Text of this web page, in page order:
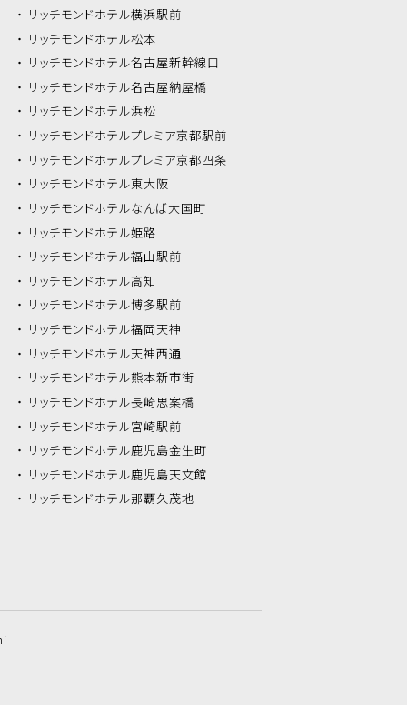
リッチモンドホテル横浜駅前
リッチモンドホテル松本
リッチモンドホテル名古屋新幹線口
リッチモンドホテル名古屋納屋橋
リッチモンドホテル浜松
リッチモンドホテルプレミア京都駅前
リッチモンドホテルプレミア京都四条
リッチモンドホテル東大阪
リッチモンドホテルなんば大国町
リッチモンドホテル姫路
リッチモンドホテル福山駅前
リッチモンドホテル高知
リッチモンドホテル博多駅前
リッチモンドホテル福岡天神
リッチモンドホテル天神西通
リッチモンドホテル熊本新市街
リッチモンドホテル長崎思案橋
リッチモンドホテル宮崎駅前
リッチモンドホテル鹿児島金生町
リッチモンドホテル鹿児島天文館
リッチモンドホテル那覇久茂地